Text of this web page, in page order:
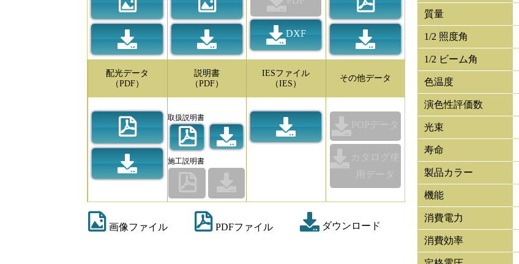
DXF
配光データ
（PDF）
説明書
（PDF）
取扱説明書
施工説明書
IESファイル
（IES）
その他データ
POPデータ
カタログ使
用データ
画像ファイル PDFファイル ダウンロード
質量
1/2 照度角
1/2 ビーム角
色温度
演色性評価数
光束
寿命
製品カラー
機能
消費電力
消費効率